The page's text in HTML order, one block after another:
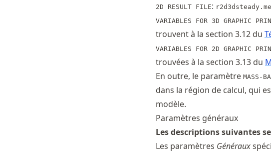
2D RESULT FILE:
VARIABLES FOR 3D GRAPHIC
trouvent à la section 3.12 du
VARIABLES FOR 2D GRAPHIC
trouvées à la section 3.13 du
En outre, le paramètre MASS-
dans la région de calcul, qui
modèle.
Paramètres généraux
Les descriptions suivantes
Les paramètres Généraux